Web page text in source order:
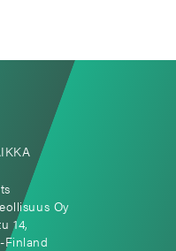
Oy
14,
Finland